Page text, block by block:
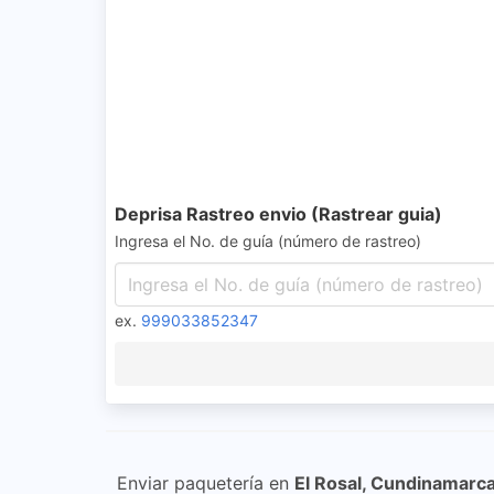
Deprisa Rastreo envio (Rastrear guia)
Ingresa el No. de guía (número de rastreo)
ex. 999033852347
Enviar paquetería en El Rosal,